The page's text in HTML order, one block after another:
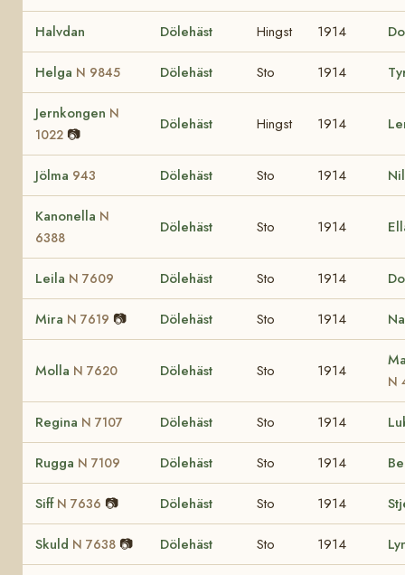
Halvdan Dölehäst Hingst 1914
Helga N 9845 Dölehäst Sto 1914
Jernkongen N
1022 📷
Dölehäst Hingst 1914
Jölma 943 Dölehäst Sto 1914
Kanonella N
6388
Dölehäst Sto 1914
Leila N 7609 Dölehäst Sto 1914
Mira N 7619 📷 Dölehäst Sto 1914
Molla N 7620 Dölehäst Sto 1914
N
Regina N 7107 Dölehäst Sto 1914
Rugga N 7109 Dölehäst Sto 1914
Siff N 7636 📷 Dölehäst Sto 1914
Skuld N 7638 📷 Dölehäst Sto 1914